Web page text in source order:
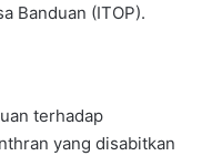
Banduan (ITOP).
terhadap
yang disabitkan